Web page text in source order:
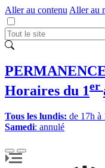
Aller au contenu Aller au
Horaires du 1er
Tous les lundis: de 17h à
Samedi: annulé